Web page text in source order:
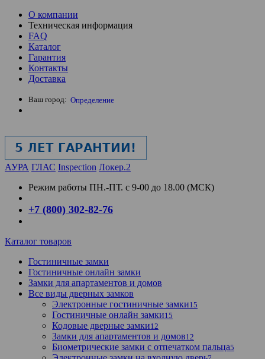
О компании
Техническая информация
FAQ
Каталог
Гарантия
Контакты
Доставка
Ваш город: Определение
АУРА ГЛАС Inspection Локер.2
Режим работы ПН.-ПТ. с 9-00 до 18.00 (МСК)
+7 (800) 302-82-76
Каталог товаров
Гостиничные замки
Гостиничные онлайн замки
Замки для апартаментов и домов
Все виды дверных замков
Электронные гостиничные замки15
Гостиничные онлайн замки15
Кодовые дверные замки12
Замки для апартаментов и домов12
Биометрические замки с отпечатком пальца5